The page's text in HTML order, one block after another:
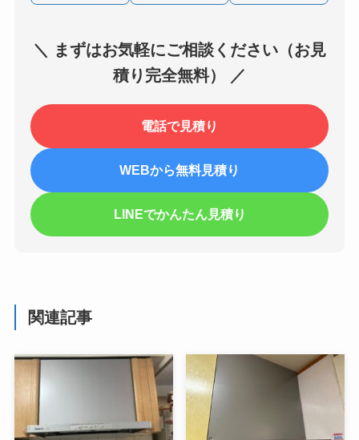
＼ まずはお気軽にご相談ください（お見
積り完全無料） ／
電話で見積り
WEBから無料見積り
LINEでかんたん見積り
関連記事